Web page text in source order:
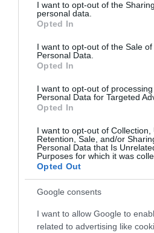
not limited to your visit or usage
grant or deny consent to Google
use your data for below specified
consent section.
I want to opt-out of the
personal data.
Opted In
I want to opt-out of the Sale of
Personal Data.
Opted In
I want to opt-out of
Personal Data for Targeted
Opted In
I want to opt-out of Collection,
Retention, Sale, and/or
Personal Data that Is
Purposes for which it was
Opted Out
Google consents
I want to allow Google to
related to advertising like